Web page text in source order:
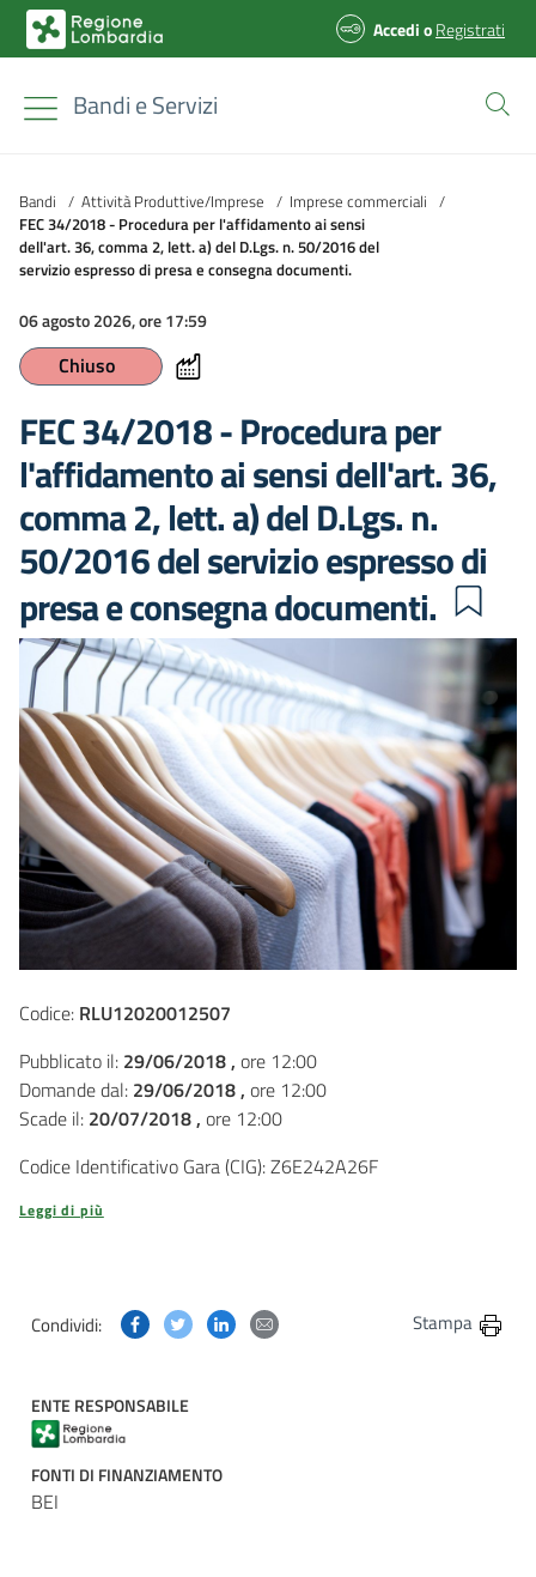
AccedioRegistrati
Bandi e Servizi
Bandi / Attività Produttive/Imprese / Imprese commerciali /
FEC 34/2018 - Procedura per l'affidamento ai sensi
dell'art. 36, comma 2, lett. a) del D.Lgs. n. 50/2016 del
servizio espresso di presa e consegna documenti.
06 agosto 2026, ore 17:59
Chiuso
FEC 34/2018 - Procedura per
l'affidamento ai sensi dell'art. 36,
comma 2, lett. a) del D.Lgs. n.
50/2016 del servizio espresso di
presa e consegna documenti.
Codice: RLU12020012507
Pubblicato il: 29/06/2018 , ore 12:00
Domande dal: 29/06/2018 , ore 12:00
Scade il: 20/07/2018 , ore 12:00
Codice Identificativo Gara (CIG): Z6E242A26F
Leggi di più
Condividi: Condividi questa pagina su Facebook
Condividi questa pagina su Twitter
Condividi questa pagina su Linkedin
Condividi questa pagina via
Stampa
ENTE RESPONSABILE
FONTI DI FINANZIAMENTO
BEI